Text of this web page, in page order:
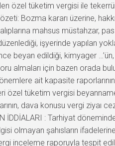
özel tüketim vergisi ile
Bozma kararı üzerine,
mahsus müstahzar,
işyerinde yapılan
beyan edildiği, kimyager
almaları için bazen orada
ait kapasite raporlarının
özel tüketim vergisi
dava konusu vergi ziyaı
İDDİALARI : Tarhiyat
olmayan şahısların
inceleme raporuyla tespit